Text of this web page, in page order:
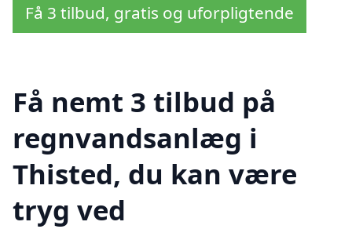
Få 3 tilbud, gratis og uforpligtende
Få nemt 3 tilbud på
regnvandsanlæg i
Thisted, du kan være
tryg ved